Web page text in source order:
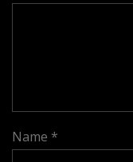
Name *